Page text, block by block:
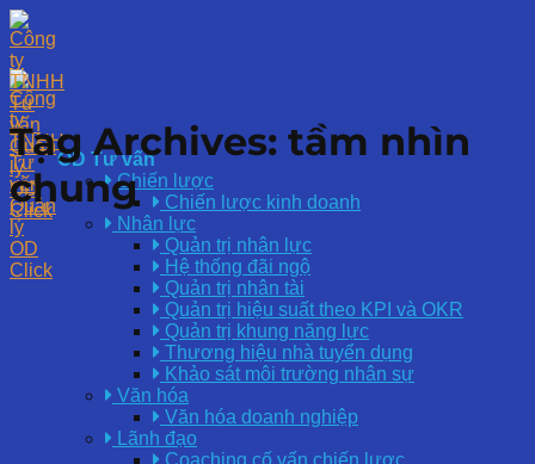
Skip
to
content
OD Tư vấn
Chiến lược
Chiến lược kinh doanh
Nhân lực
Quản trị nhân lực
Hệ thống đãi ngộ
Quản trị nhân tài
Quản trị hiệu suất theo KPI và OKR
Quản trị khung năng lực
Thương hiệu nhà tuyển dụng
Khảo sát môi trường nhân sự
Văn hóa
Văn hóa doanh nghiệp
Lãnh đạo
Coaching cố vấn chiến lược
Tag Archives: tầm nhìn
chung